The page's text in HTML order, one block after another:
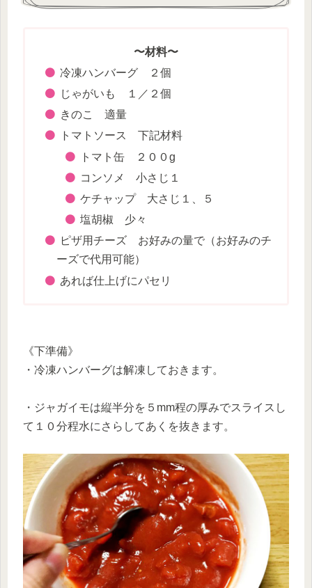
〜材料〜
冷凍ハンバーグ ２個
じゃがいも １／２個
きのこ 適量
トマトソース 下記材料
トマト缶 ２００g
コンソメ 小さじ１
ケチャップ 大さじ１、５
塩胡椒 少々
ピザ用チーズ お好みの量で（お好みのチ
ーズで代用可能）
あれば仕上げにパセリ
《下準備》
・冷凍ハンバーグは解凍しておきます。
・ジャガイモは縦半分を５mm程の厚みでスライスし
て１０分程水にさらしてあくを抜きます。